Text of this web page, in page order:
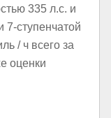
335 л.с. и
ступенчатой
/ ч всего за
оценки